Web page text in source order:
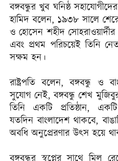
বঙ্গবন্ধুর খুব ঘনিষ্ঠ
হামিদ বলেন, ১৯৩৮ সালে
ও হোসেন শহীদ
এবং প্রথম পরিচয়েই তিনি
সক্ষম হন।
রাষ্ট্রপতি বলেন, বঙ্গবন্ধু ও
সুযোগ নেই, বঙ্গবন্ধু শেখ
তিনি একটি প্রতিষ্ঠান,
যতদিন বাংলাদেশ থাকবে,
অবধি অনুপ্রেরণার উৎস হয়ে